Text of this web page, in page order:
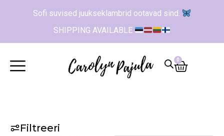
Sofi suvised juukseklambrid ootavad sind.
SHIPPING AVAILABLE
0
Filtreeri